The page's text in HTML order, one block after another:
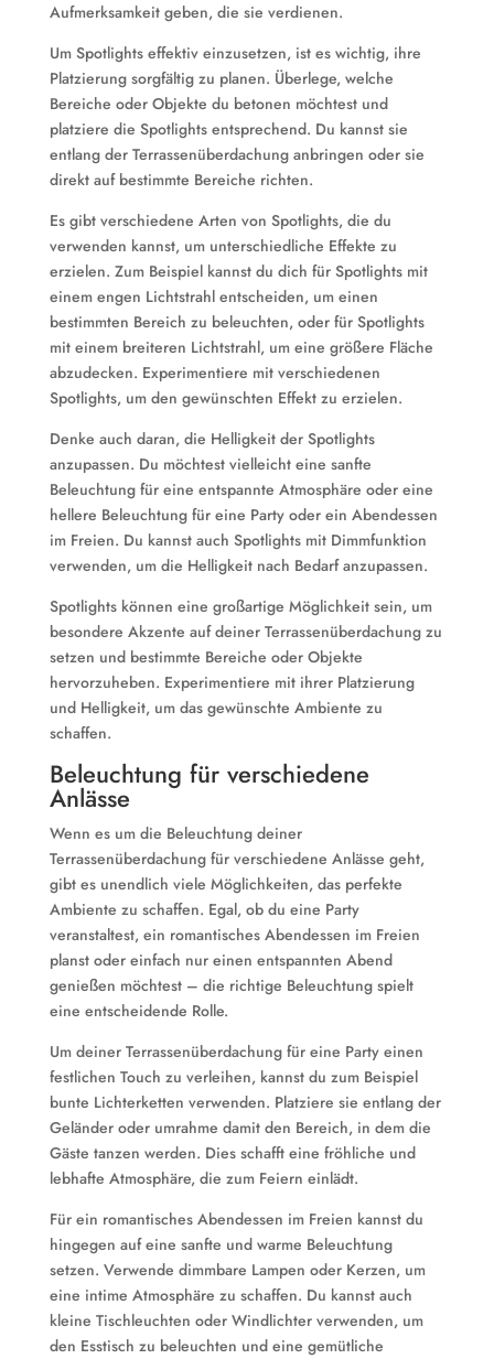
Aufmerksamkeit geben, die sie verdienen.
Um Spotlights effektiv einzusetzen, ist es wichtig, ihre
Platzierung sorgfältig zu planen. Überlege, welche
Bereiche oder Objekte du betonen möchtest und
platziere die Spotlights entsprechend. Du kannst sie
entlang der Terrassenüberdachung anbringen oder sie
direkt auf bestimmte Bereiche richten.
Es gibt verschiedene Arten von Spotlights, die du
verwenden kannst, um unterschiedliche Effekte zu
erzielen. Zum Beispiel kannst du dich für Spotlights mit
einem engen Lichtstrahl entscheiden, um einen
bestimmten Bereich zu beleuchten, oder für Spotlights
mit einem breiteren Lichtstrahl, um eine größere Fläche
abzudecken. Experimentiere mit verschiedenen
Spotlights, um den gewünschten Effekt zu erzielen.
Denke auch daran, die Helligkeit der Spotlights
anzupassen. Du möchtest vielleicht eine sanfte
Beleuchtung für eine entspannte Atmosphäre oder eine
hellere Beleuchtung für eine Party oder ein Abendessen
im Freien. Du kannst auch Spotlights mit Dimmfunktion
verwenden, um die Helligkeit nach Bedarf anzupassen.
Spotlights können eine großartige Möglichkeit sein, um
besondere Akzente auf deiner Terrassenüberdachung zu
setzen und bestimmte Bereiche oder Objekte
hervorzuheben. Experimentiere mit ihrer Platzierung
und Helligkeit, um das gewünschte Ambiente zu
schaffen.
Beleuchtung für verschiedene
Anlässe
Wenn es um die Beleuchtung deiner
Terrassenüberdachung für verschiedene Anlässe geht,
gibt es unendlich viele Möglichkeiten, das perfekte
Ambiente zu schaffen. Egal, ob du eine Party
veranstaltest, ein romantisches Abendessen im Freien
planst oder einfach nur einen entspannten Abend
genießen möchtest – die richtige Beleuchtung spielt
eine entscheidende Rolle.
Um deiner Terrassenüberdachung für eine Party einen
festlichen Touch zu verleihen, kannst du zum Beispiel
bunte Lichterketten verwenden. Platziere sie entlang der
Geländer oder umrahme damit den Bereich, in dem die
Gäste tanzen werden. Dies schafft eine fröhliche und
lebhafte Atmosphäre, die zum Feiern einlädt.
Für ein romantisches Abendessen im Freien kannst du
hingegen auf eine sanfte und warme Beleuchtung
setzen. Verwende dimmbare Lampen oder Kerzen, um
eine intime Atmosphäre zu schaffen. Du kannst auch
kleine Tischleuchten oder Windlichter verwenden, um
den Esstisch zu beleuchten und eine gemütliche